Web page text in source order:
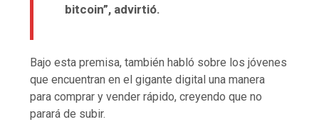
bitcoin”, advirtió.
Bajo esta premisa, también habló sobre los jóvenes
que encuentran en el gigante digital una manera
para comprar y vender rápido, creyendo que no
parará de subir.